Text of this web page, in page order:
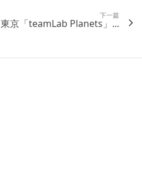
下一篇
東京「teamLab Planets」...